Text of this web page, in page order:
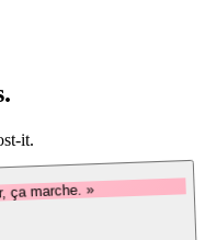
it.
ça marche. »